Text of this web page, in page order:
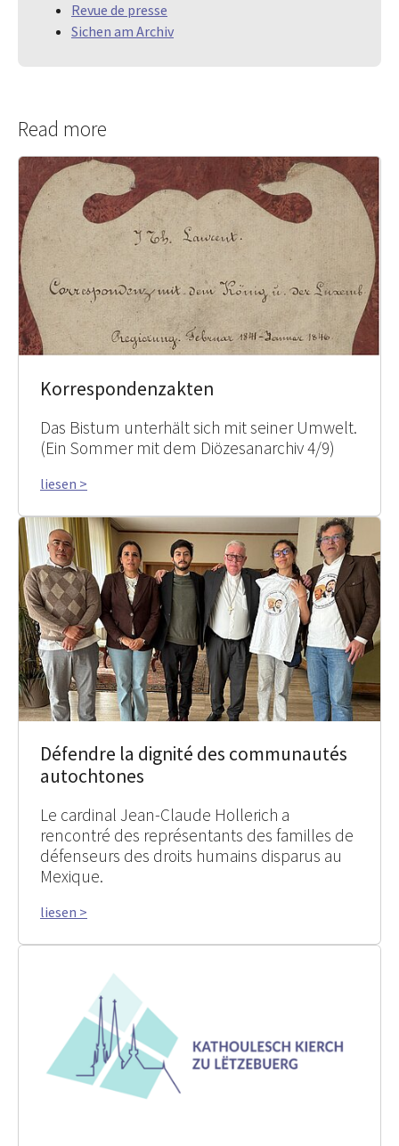
Revue de presse
Sichen am Archiv
Read more
Korrespondenzakten
Das Bistum unterhält sich mit seiner Umwelt.
(Ein Sommer mit dem Diözesanarchiv 4/9)
liesen >
Défendre la dignité des communautés
autochtones
Le cardinal Jean-Claude Hollerich a
rencontré des représentants des familles de
défenseurs des droits humains disparus au
Mexique.
liesen >